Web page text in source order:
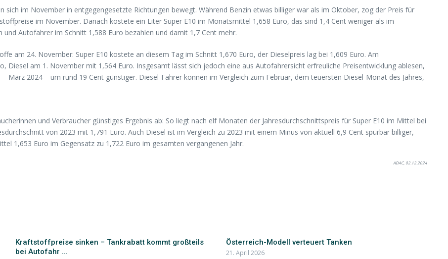
im November in entgegengesetzte Richtungen bewegt. Während Benzin etwas billiger war als im Oktober, zog der Preis für
im November. Danach kostete ein Liter Super E10 im Monatsmittel 1,658 Euro, das sind 1,4 Cent weniger als im
Autofahrer im Schnitt 1,588 Euro bezahlen und damit 1,7 Cent mehr.
am 24. November: Super E10 kostete an diesem Tag im Schnitt 1,670 Euro, der Dieselpreis lag bei 1,609 Euro. Am
Diesel am 1. November mit 1,564 Euro. Insgesamt lässt sich jedoch eine aus Autofahrersicht erfreuliche Preisentwicklung ablesen,
März 2024 – um rund 19 Cent günstiger. Diesel-Fahrer können im Vergleich zum Februar, dem teuersten Diesel-Monat des Jahres,
und Verbraucher günstiges Ergebnis ab: So liegt nach elf Monaten der Jahresdurchschnittspreis für Super E10 im Mittel bei
von 2023 mit 1,791 Euro. Auch Diesel ist im Vergleich zu 2023 mit einem Minus von aktuell 6,9 Cent spürbar billiger,
1,653 Euro im Gegensatz zu 1,722 Euro im gesamten vergangenen Jahr.
ADAC, 02.12.2024
Kraftstoffpreise sinken – Tankrabatt kommt großteils
bei Autofahr ...
Österreich-Modell verteuert Tanken
21. April 2026